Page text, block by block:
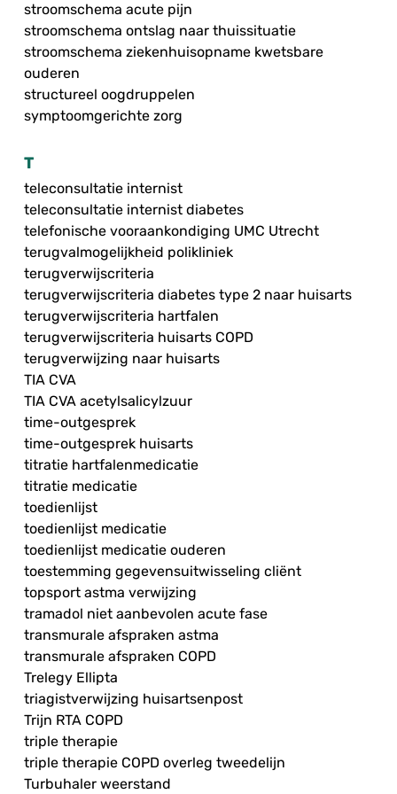
stroomschema acute pijn
stroomschema ontslag naar thuissituatie
stroomschema ziekenhuisopname kwetsbare
ouderen
structureel oogdruppelen
symptoomgerichte zorg
T
teleconsultatie internist
teleconsultatie internist diabetes
telefonische vooraankondiging UMC Utrecht
terugvalmogelijkheid polikliniek
terugverwijscriteria
terugverwijscriteria diabetes type 2 naar huisarts
terugverwijscriteria hartfalen
terugverwijscriteria huisarts COPD
terugverwijzing naar huisarts
TIA CVA
TIA CVA acetylsalicylzuur
time-outgesprek
time-outgesprek huisarts
titratie hartfalenmedicatie
titratie medicatie
toedienlijst
toedienlijst medicatie
toedienlijst medicatie ouderen
toestemming gegevensuitwisseling cliënt
topsport astma verwijzing
tramadol niet aanbevolen acute fase
transmurale afspraken astma
transmurale afspraken COPD
Trelegy Ellipta
triagistverwijzing huisartsenpost
Trijn RTA COPD
triple therapie
triple therapie COPD overleg tweedelijn
Turbuhaler weerstand